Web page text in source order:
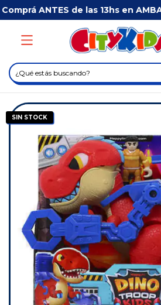
ANTES de las 13hs en
SIN STOCK